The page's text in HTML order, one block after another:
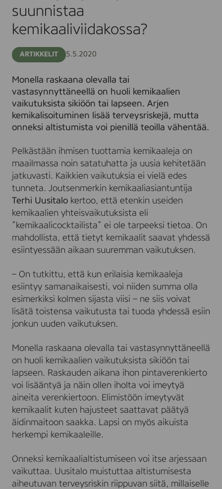
kemikaaliviidakossa?
suunnistaa
kemikaaliviidakossa?
ARTIKKELIT 5.5.2020
Monella raskaana olevalla tai
vastasynnyttäneellä on huoli kemikaalien
vaikutuksista sikiöön tai lapseen. Arjen
kemikalisoituminen lisää terveysriskejä, mutta
onneksi altistumista voi pienillä teoilla vähentää.
Pelkästään ihmisen tuottamia kemikaaleja on
maailmassa noin satatuhatta ja uusia kehitetään
jatkuvasti. Kaikkien vaikutuksia ei vielä edes
tunneta. Joutsenmerkin kemikaaliasiantuntija
Terhi Uusitalo kertoo, että etenkin useiden
kemikaalien yhteisvaikutuksista eli
”kemikaalicocktailista” ei ole tarpeeksi tietoa. On
mahdollista, että tietyt kemikaalit saavat yhdessä
esiintyessään aikaan suuremman vaikutuksen.
– On tutkittu, että kun erilaisia kemikaaleja
esiintyy samanaikaisesti, voi niiden summa olla
esimerkiksi kolmen sijasta viisi – ne siis voivat
lisätä toistensa vaikutusta tai tuoda yhdessä esiin
jonkun uuden vaikutuksen.
Monella raskaana olevalla tai vastasynnyttäneellä
on huoli kemikaalien vaikutuksista sikiöön tai
lapseen. Raskauden aikana ihon pintaverenkierto
voi lisääntyä ja näin ollen iholta voi imeytyä
aineita verenkiertoon. Elimistöön imeytyvät
kemikaalit kuten hajusteet saattavat päätyä
äidinmaitoon saakka. Lapsi on myös aikuista
herkempi kemikaaleille.
Onneksi kemikaalialtistumiseen voi itse arjessaan
vaikuttaa. Uusitalo muistuttaa altistumisesta
aiheutuvan terveysriskin riippuvan siitä, millaiselle